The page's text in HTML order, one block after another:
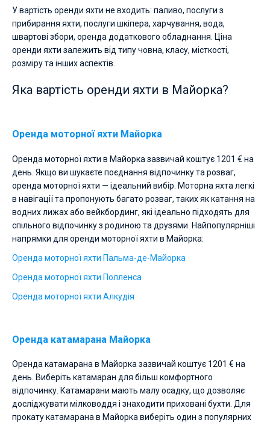
У вартість оренди яхти не входить: паливо, послуги з
прибирання яхти, послуги шкіпера, харчування, вода,
швартові збори, оренда додаткового обладнання. Ціна
оренди яхти залежить від типу човна, класу, місткості,
розміру та інших аспектів.
Яка вартість оренди яхти в Майорка?
Оренда моторної яхти Майорка
Оренда моторної яхти в Майорка зазвичай коштує 1201 € на
день. Якщо ви шукаєте поєднання відпочинку та розваг,
оренда моторної яхти — ідеальний вибір. Моторна яхта легкі
в навігації та пропонують багато розваг, таких як катання на
водних лижах або вейкбординг, які ідеально підходять для
спільного відпочинку з родиною та друзями. Найпопулярніші
напрямки для оренди моторної яхти в Майорка:
Оренда моторної яхти Пальма-де-Майорка
Оренда моторної яхти Полленса
Оренда моторної яхти Алкудія
Оренда катамарана Майорка
Оренда катамарана в Майорка зазвичай коштує 1201 € на
день. Виберіть катамаран для більш комфортного
відпочинку. Катамарани мають малу осадку, що дозволяє
досліджувати мілководдя і знаходити приховані бухти. Для
прокату катамарана в Майорка виберіть один з популярних